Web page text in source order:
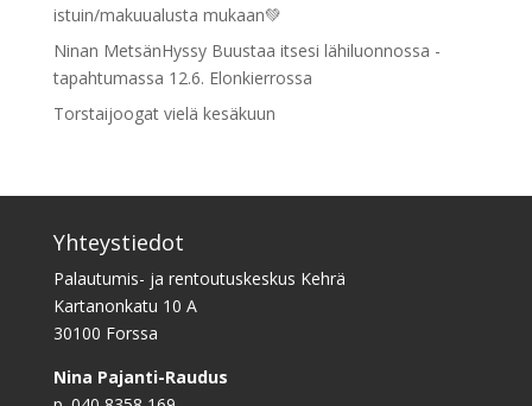
istuin/makuualusta mukaan💚
Ninan MetsänHyssy Buustaa itsesi lähiluonnossa -
tapahtumassa 12.6. Elonkierrossa
Torstaijoogat vielä kesäkuun
Yhteystiedot
Palautumis- ja rentoutuskeskus Kehrä
Kartanonkatu 10 A
30100 Forssa
Nina Pajanti-Raudus